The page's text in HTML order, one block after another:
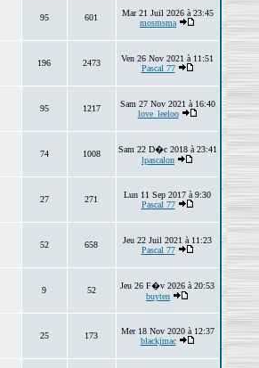
95 601
Mar 21 Juil 2026 à 23:45
mosmsma
196 2473
Ven 26 Nov 2021 à 11:51
Pascal 77
95 1217
Sam 27 Nov 2021 à 16:40
love_leeloo
74 1008
Sam 22 D�c 2018 à 23:41
lpascalon
27 271
Lun 11 Sep 2017 à 9:30
Pascal 77
52 658
Jeu 22 Juil 2021 à 11:23
Pascal 77
9 52
Jeu 26 F�v 2026 à 20:53
buyten
25 173
Mer 18 Nov 2020 à 12:37
blackjmac